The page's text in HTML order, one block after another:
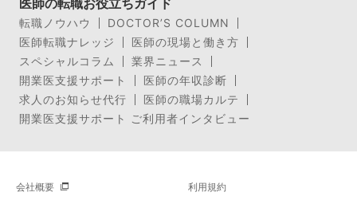
医師の転職お役立ちガイド
転職ノウハウ
DOCTOR’S COLUMN
医師転職ナレッジ
医師の現場と働き方
スペシャルコラム
業界ニュース
開業医支援サポート
医師の年収診断
求人のお知らせ代行
医師の職場カルテ
開業医支援サポート ご利用者インタビュー
会社概要 利用規約